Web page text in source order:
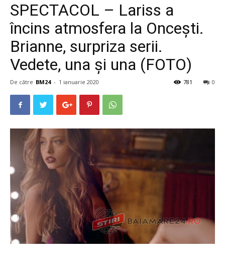
SPECTACOL – Lariss a
încins atmosfera la Oncești.
Brianne, surpriza serii.
Vedete, una și una (FOTO)
De către BM24 - 1 ianuarie 2020 0
781